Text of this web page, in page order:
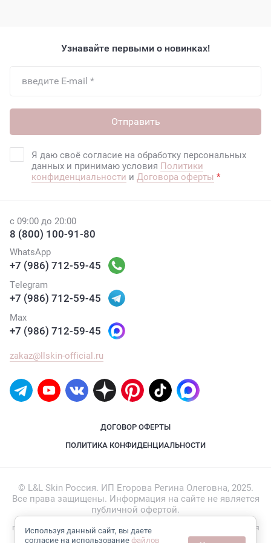
Узнавайте первыми о новинках!
Я даю своё согласие на обработку персональных
данных и принимаю условия Политики
конфиденциальности и Договора оферты *
Отправить
с 09:00 до 20:00
8 (800) 100-91-80
WhatsApp
+7 (986) 712-59-45
Telegram
+7 (986) 712-59-45
Max
+7 (986) 712-59-45
zakaz@llskin-official.ru
ДОГОВОР ОФЕРТЫ
ПОЛИТИКА КОНФИДЕНЦИАЛЬНОСТИ
© L&L Skin Россия. ИП Егорова Регина Олеговна, 2025.
Все права защищены. Информация на сайте не является
публичной офертой.
newllskin-official.ru — создание интернет-магазина
, веб-студия
Мегагрупп
Используя данный сайт, вы даете
согласие на использование файлов